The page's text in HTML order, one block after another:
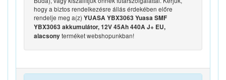
hogy a biztos rendelkezésre állás érdekében előre
rendelje meg a(z) YUASA YBX3063 Yuasa SMF
YBX3063 akkumulátor, 12V 45Ah 440A J+ EU,
alacsonyterméket webshopunkban!